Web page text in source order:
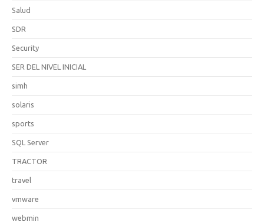
Salud
SDR
Security
SER DEL NIVEL INICIAL
simh
solaris
sports
SQL Server
TRACTOR
travel
vmware
webmin